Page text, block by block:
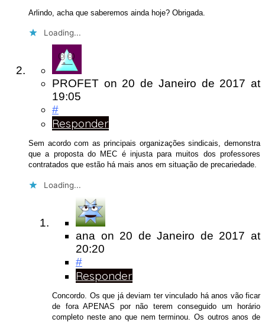
Arlindo, acha que saberemos ainda hoje? Obrigada.
Loading...
PROFET on 20 de Janeiro de 2017at
19:05
#
Responder
Sem acordo com as principais organizações sindicais, demonstra
que a proposta do MEC é injusta para muitos dos professores
contratados que estão há mais anos em situação de precariedade.
Loading...
ana on 20 de Janeiro de 2017at
20:20
#
Responder
Concordo. Os que já deviam ter vinculado há anos vão ficar
de fora APENAS por não terem conseguido um horário
completo neste ano que nem terminou. Os outros anos de